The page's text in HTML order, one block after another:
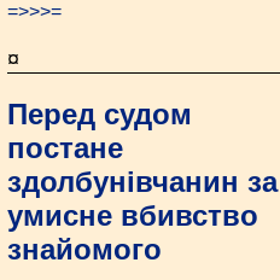
=>>>=
¤
Перед судом
постане
здолбунівчанин за
умисне вбивство
знайомого